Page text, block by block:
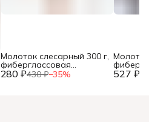
280 ₽430 ₽−35%
Молоток слесарный 300 г,
фиберглассовая
рукоятка, (шт.) 527 ₽